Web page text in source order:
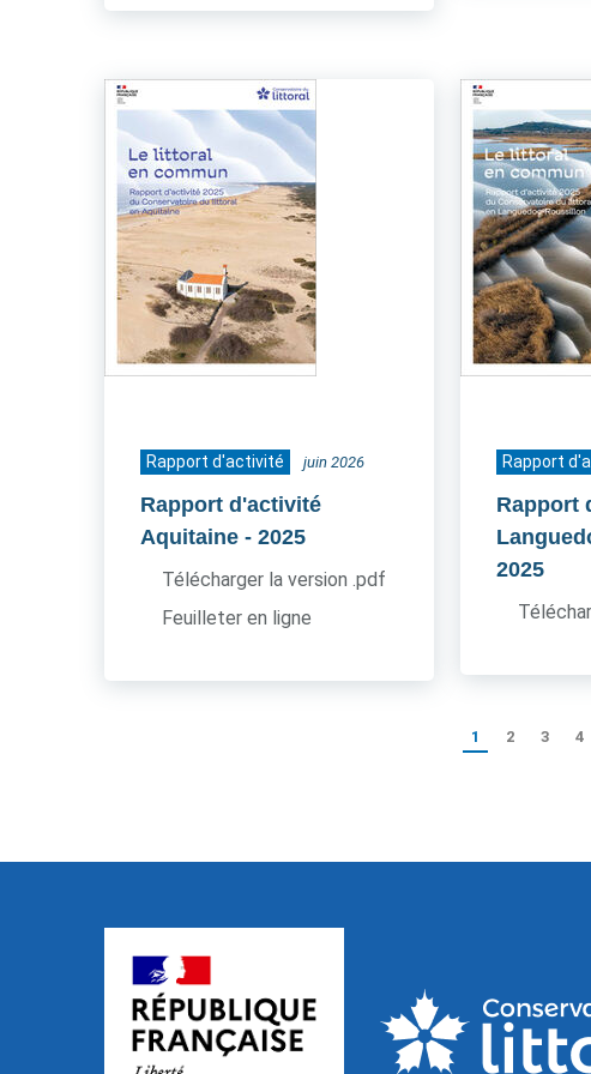
Rapport d'activité juin 2026
Rapport d'activité
Aquitaine - 2025
Télécharger la version .pdf
Feuilleter en ligne
Rapport
Rapport
2025
1 2 3 4